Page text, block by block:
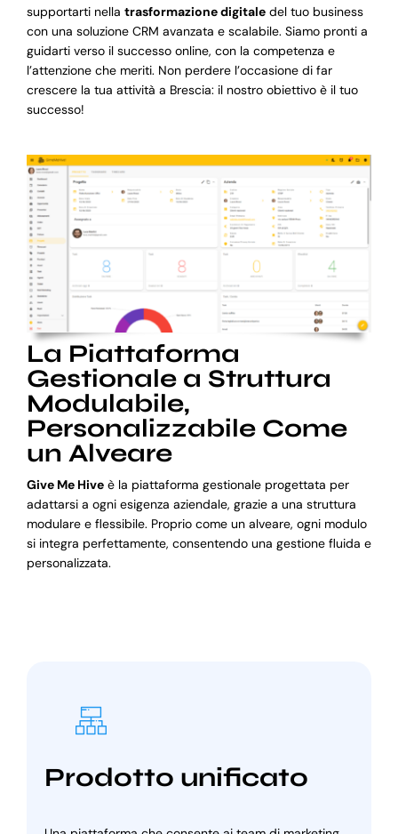
supportarti nella trasformazione digitaledel tuo business
con una soluzione CRM avanzata e scalabile. Siamo pronti a
guidarti verso il successo online, con la competenza e
l’attenzione che meriti. Non perdere l’occasione di far
crescere la tua attività a Brescia: il nostro obiettivo è il tuo
successo!
La Piattaforma
Gestionale a Struttura
Modulabile,
Personalizzabile Come
un Alveare
Give Me Hiveè la piattaforma gestionale progettata per
adattarsi a ogni esigenza aziendale, grazie a una struttura
modulare e flessibile. Proprio come un alveare, ogni modulo
si integra perfettamente, consentendo una gestione fluida e
personalizzata.
Prodotto unificato